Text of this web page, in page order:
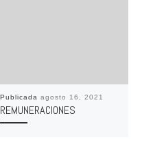
Publicada agosto 16, 2021
REMUNERACIONES